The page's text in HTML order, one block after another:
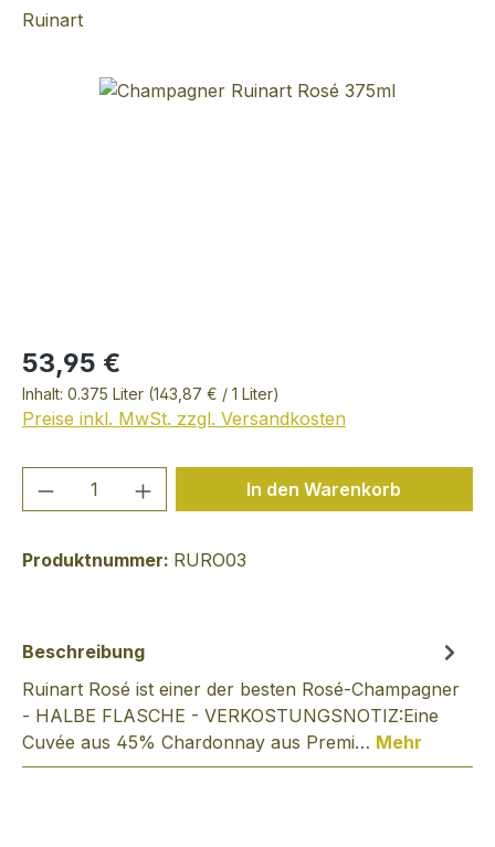
Ruinart
Bildergalerie überspringen
53,95 €
Inhalt: 0.375 Liter (143,87 € / 1 Liter)
Preise inkl. MwSt. zzgl. Versandkosten
Produkt Anzahl: Gib denIn den Warenkorb
Produktnummer: RURO03
Beschreibung
Ruinart Rosé ist einer der besten Rosé-Champagner
- HALBE FLASCHE - VERKOSTUNGSNOTIZ:Eine
Cuvée aus 45% Chardonnay aus Premi… Mehr